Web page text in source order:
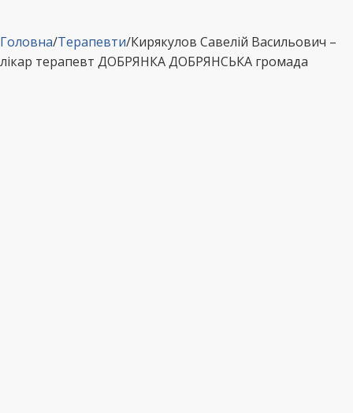
Головна/Терапевти/Кирякулов Савелій Васильович –
лікар терапевт ДОБРЯНКА ДОБРЯНСЬКА громада